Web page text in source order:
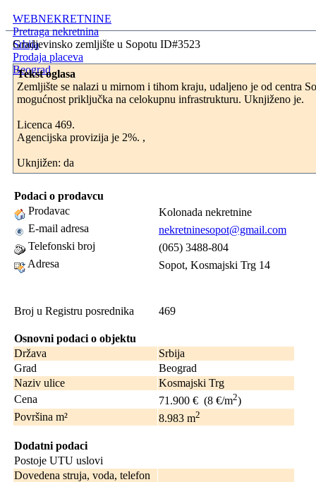
WEBNEKRETNINE
Pretraga nekretnina
Srbija
Prodaja placeva
Beograd
Gradjevinsko zemljište u Sopotu ID#3523
Tekst oglasa
Zemljište se nalazi u mirnom i tihom kraju, udaljeno je od centra
mogućnost priključka na celokupnu infrastrukturu. Uknjiženo je.
Licenca 469.
Agencijska provizija je 2%. ,
Uknjižen: da
Podaci o prodavcu
Prodavac
Kolonada nekretnine
E-mail adresa
nekretninesopot@gmail.com
Telefonski broj
(065) 3488-804
Adresa
Sopot, Kosmajski Trg 14
Broj u Registru posrednika 469
Osnovni podaci o objektu
Država
Srbija
Grad
Beograd
Naziv ulice
Kosmajski Trg
Cena
71.900 € (8 €/m2)
Površina m²
8.983 m2
Dodatni podaci
Postoje UTU uslovi
Dovedena struja, voda, telefon